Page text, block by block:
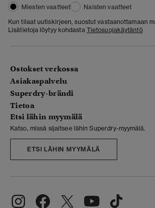
Miesten vaatteet
Naisten vaatteet
Kun tilaat uutiskirjeen, suostut vastaanottamaan
Lisätietoja löytyy kohdasta Tietosuojakäytäntö
Ostokset verkossa
Asiakaspalvelu
Superdry-brändi
Tietoa
Etsi lähin myymälä
Katso, missä sijaitsee lähin Superdry-myymälä.
ETSI LÄHIN MYYMÄLÄ